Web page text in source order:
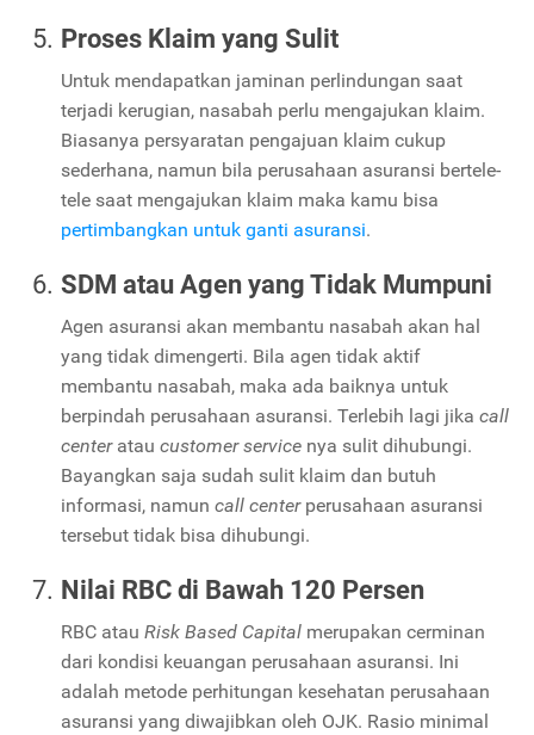
Proses Klaim yang Sulit
Untuk mendapatkan jaminan perlindungan saat
terjadi kerugian, nasabah perlu mengajukan klaim.
Biasanya persyaratan pengajuan klaim cukup
sederhana, namun bila perusahaan asuransi bertele-
tele saat mengajukan klaim maka kamu bisa
pertimbangkan untuk ganti asuransi.
SDM atau Agen yang Tidak Mumpuni
Agen asuransi akan membantu nasabah akan hal
yang tidak dimengerti. Bila agen tidak aktif
membantu nasabah, maka ada baiknya untuk
berpindah perusahaan asuransi. Terlebih lagi jika call
centeratau customer service nya sulit dihubungi.
Bayangkan saja sudah sulit klaim dan butuh
informasi, namun call centerperusahaan asuransi
tersebut tidak bisa dihubungi.
Nilai RBC di Bawah 120 Persen
RBC atau Risk Based Capital merupakan cerminan
dari kondisi keuangan perusahaan asuransi. Ini
adalah metode perhitungan kesehatan perusahaan
asuransi yang diwajibkan oleh OJK. Rasio minimal